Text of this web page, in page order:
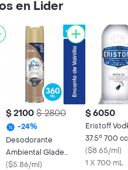
en Lider
$ 2100 $ 2800
-24%
Desodorante
Ambiental Glade
Aerosol Vainilla 360ml
($5.86/ml)
$ 6050
Eristoff
37.5° 700 cc
($8.65/ml)
1 X 700 mL